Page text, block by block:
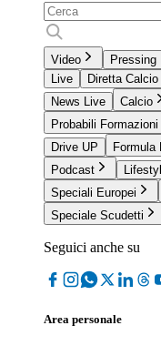
Video Pressing
Live
Diretta Calcio
News Live
Calcio
Probabili Formazioni
Drive UP
Formula
Podcast
Speciali Europei
Speciale Scudetti
Seguici anche su
Area personale